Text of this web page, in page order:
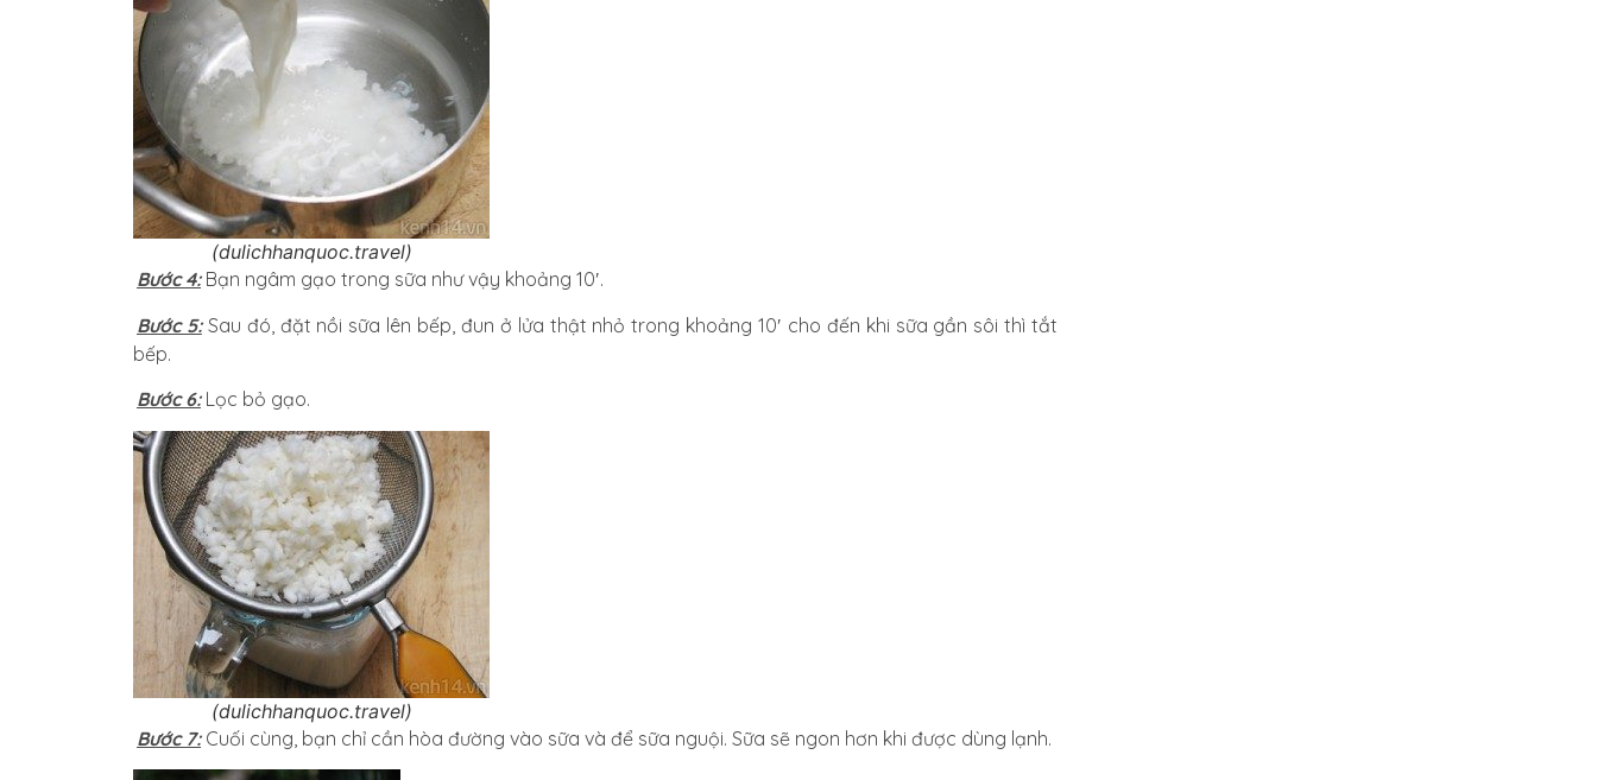
(dulichhanquoc.travel)
Bước 4: Bạn ngâm gạo trong sữa như vậy khoảng 10′.
Bước 5: Sau đó, đặt nồi sữa lên bếp, đun ở lửa thật nhỏ trong khoảng 10′ cho đến khi sữa gần sôi thì tắt
bếp.
Bước 6: Lọc bỏ gạo.
(dulichhanquoc.travel)
Bước 7: Cuối cùng, bạn chỉ cần hòa đường vào sữa và để sữa nguội. Sữa sẽ ngon hơn khi được dùng lạnh.